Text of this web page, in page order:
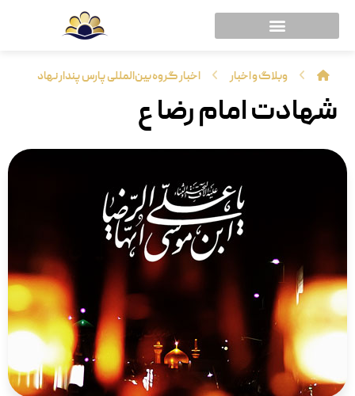
وبلاگ و اخبار اخبار گروه بین‌المللی پارس پندار نهاد
شهادت امام رضا ع